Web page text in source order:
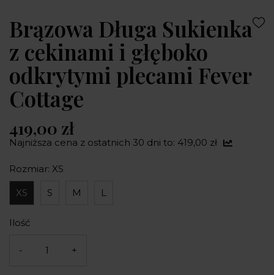
Brązowa Długa Sukienka
z cekinami i głęboko
odkrytymi plecami Fever
Cottage
419,00 zł
Najniższa cena z ostatnich 30 dni to: 419,00 zł
Rozmiar: XS
XS S M L
Ilość
- +